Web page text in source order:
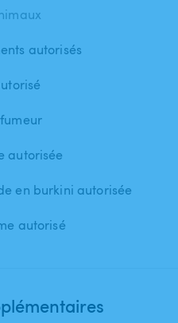
autorisés
autorisée
en burkini autorisée
autorisé